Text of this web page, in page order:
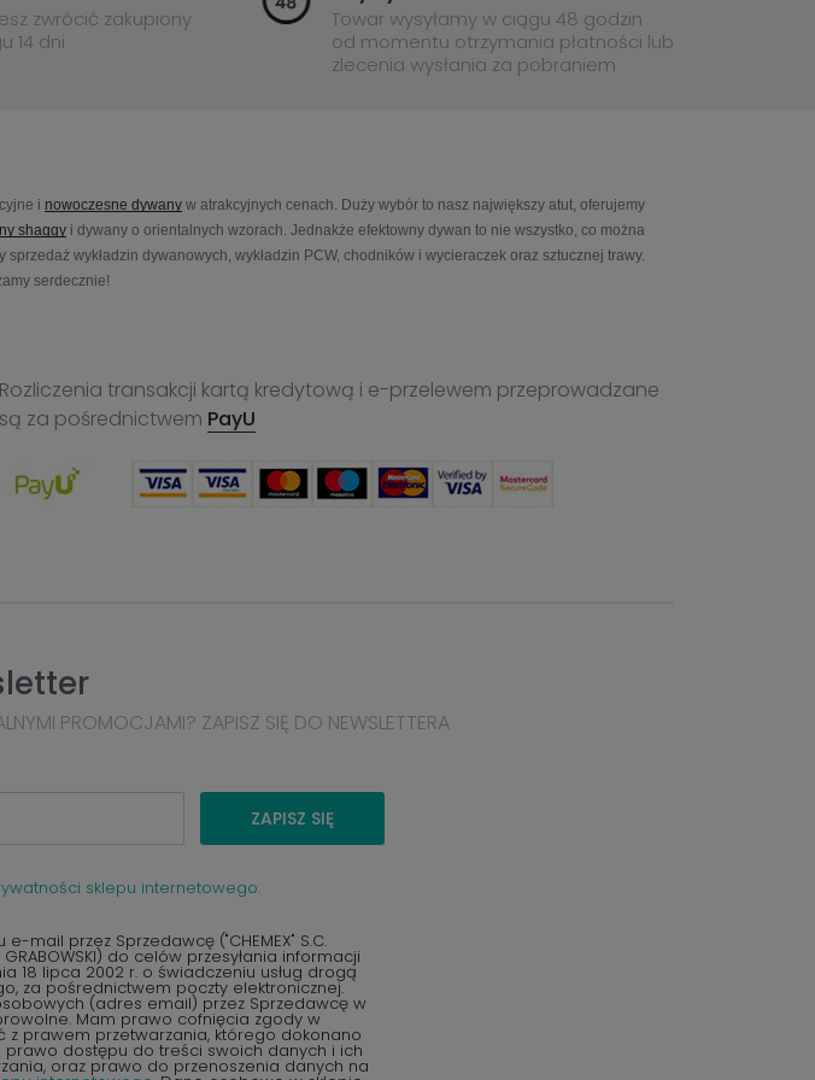
zwrócić zakupiony
14 dni
Towar wysyłamy w ciągu 48 godzin
od momentu otrzymania płatności lub
zlecenia wysłania za pobraniem
i nowoczesne dywany w atrakcyjnych cenach. Duży wybór to nasz największy atut, oferujemy
shaggy i dywany o orientalnych wzorach. Jednakże efektowny dywan to nie wszystko, co można
wykładzin dywanowych, wykładzin PCW, chodników i wycieraczek oraz sztucznej trawy.
serdecznie!
Rozliczenia transakcji kartą kredytową i e-przelewem przeprowadzane
są za pośrednictwem PayU
PROMOCJAMI? ZAPISZ SIĘ DO NEWSLETTERA
ZAPISZ SIĘ
sklepu internetowego.
mail przez Sprzedawcę ("CHEMEX" S.C.
GRABOWSKI) do celów przesyłania informacji
18 lipca 2002 r. o świadczeniu usług drogą
za pośrednictwem poczty elektronicznej.
(adres email) przez Sprzedawcę w
Mam prawo cofnięcia zgody w
prawem przetwarzania, którego dokonano
dostępu do treści swoich danych i ich
oraz prawo do przenoszenia danych na